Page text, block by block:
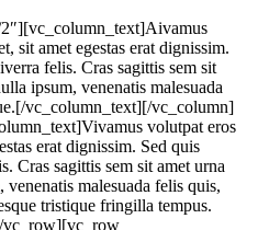
Aivamus
sit amet egestas erat dignissim.
felis. Cras sagittis sem sit
ipsum, venenatis malesuada
vc_column_text][/vc_column]
volutpat eros
erat dignissim. Sed quis
Cras sagittis sem sit amet urna
malesuada felis quis,
tristique fringilla tempus.
vc_row][vc_row